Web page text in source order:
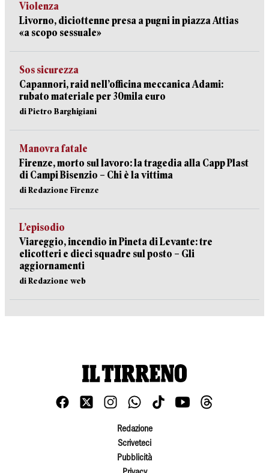
Violenza
Livorno, diciottenne presa a pugni in piazza Attias
«a scopo sessuale»
Sos sicurezza
Capannori, raid nell’officina meccanica Adami:
rubato materiale per 30mila euro
di Pietro Barghigiani
Manovra fatale
Firenze, morto sul lavoro: la tragedia alla Capp Plast
di Campi Bisenzio – Chi è la vittima
di Redazione Firenze
L’episodio
Viareggio, incendio in Pineta di Levante: tre
elicotteri e dieci squadre sul posto – Gli
aggiornamenti
di Redazione web
Redazione
Scriveteci
Pubblicità